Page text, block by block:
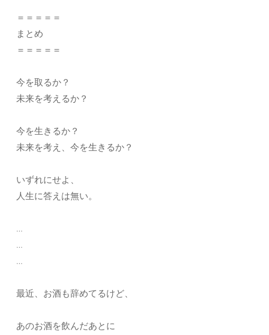
＝＝＝＝＝
まとめ
＝＝＝＝＝
今を取るか？
未来を考えるか？
今を生きるか？
未来を考え、今を生きるか？
いずれにせよ、
人生に答えは無い。
…
…
…
最近、お酒も辞めてるけど、
あのお酒を飲んだあとに